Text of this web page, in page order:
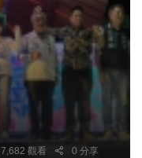
7,682 觀看 0 分享